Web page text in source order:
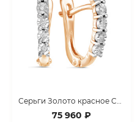
Серьги Золото красное С0634-120
75 960 ₽